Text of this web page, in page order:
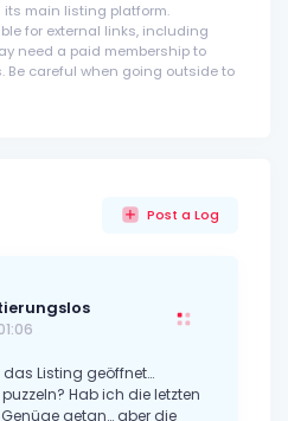
main listing platform.
for external links, including
need a paid membership to
careful when going outside to
Post a Log
das Listing geöffnet…
Hab ich die letzten
getan… aber die